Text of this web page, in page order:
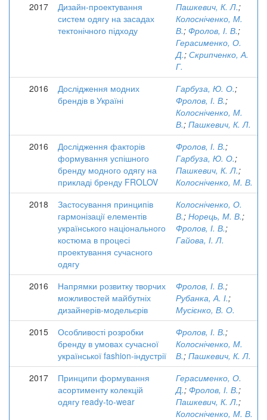
2017
Дизайн-проектування
систем одягу на засадах
тектонічного підходу
Пашкевич, К. Л.;
Колосніченко, М.
В.; Фролов, І. В.;
Герасименко, О.
Д.; Скрипченко, А.
Г.
2016
Дослідження модних
брендів в Україні
Гарбуза, Ю. О.;
Фролов, І. В.;
Колосніченко, М.
В.; Пашкевич, К. Л.
2016
Дослідження факторів
формування успішного
бренду модного одягу на
прикладі бренду FROLOV
Фролов, І. В.;
Гарбуза, Ю. О.;
Пашкевич, К. Л.;
Колосніченко, М. В.
2018
Застосування принципів
гармонізації елементів
українського національного
костюма в процесі
проектування сучасного
одягу
Колосніченко, О.
В.; Норець, М. В.;
Фролов, І. В.;
Гайова, І. Л.
2016
Напрямки розвитку творчих
можливостей майбутніх
дизайнерів-модельєрів
Фролов, І. В.;
Рубанка, А. І.;
Мусієнко, В. О.
2015
Особливості розробки
бренду в умовах сучасної
української fashion-індустрії
Фролов, І. В.;
Колосніченко, М.
В.; Пашкевич, К. Л.
2017
Принципи формування
асортименту колекцій
одягу ready-to-wear
Герасименко, О.
Д.; Фролов, І. В.;
Пашкевич, К. Л.;
Колосніченко, М. В.